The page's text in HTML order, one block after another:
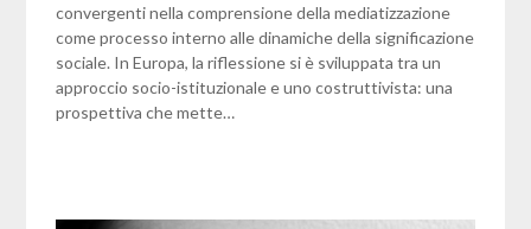
convergenti nella comprensione della mediatizzazione
come processo interno alle dinamiche della significazione
sociale. In Europa, la riflessione si è sviluppata tra un
approccio socio-istituzionale e uno costruttivista: una
prospettiva che mette…